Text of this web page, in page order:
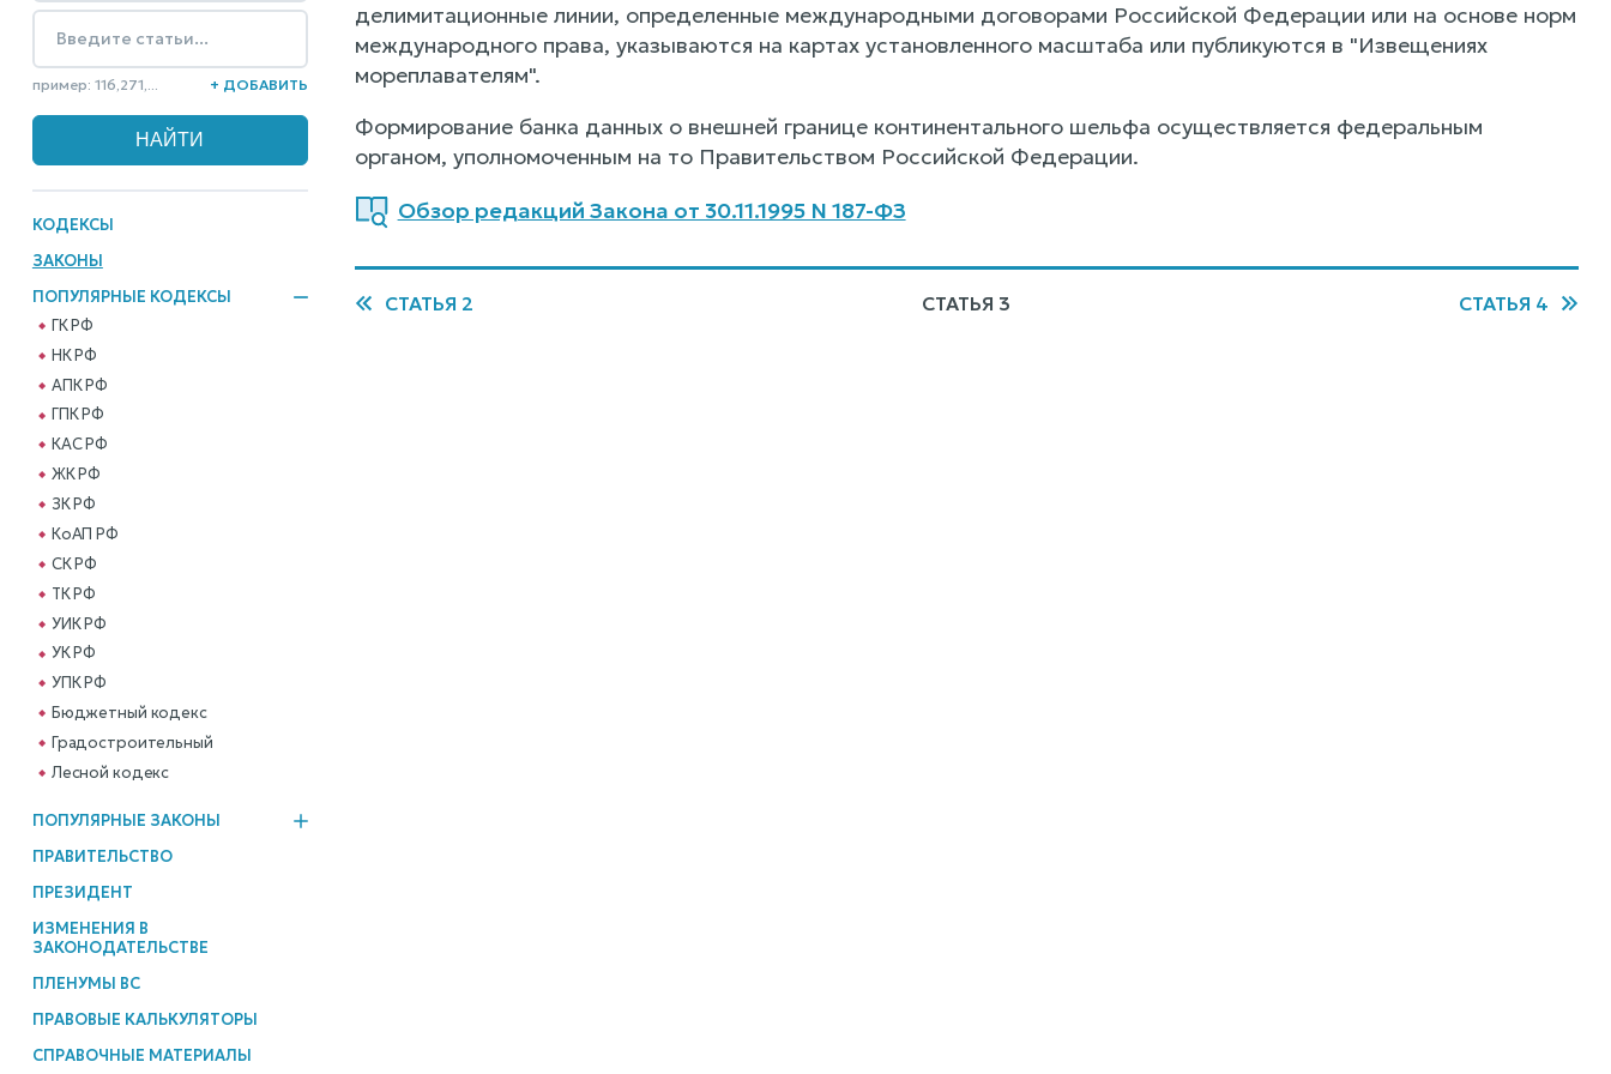
пример: 116,271,... + ДОБАВИТЬ
КОДЕКСЫ
ЗАКОНЫ
ПОПУЛЯРНЫЕ КОДЕКСЫ
ГК РФ
НК РФ
АПК РФ
ГПК РФ
КАС РФ
ЖК РФ
ЗК РФ
КоАП РФ
СК РФ
ТК РФ
УИК РФ
УК РФ
УПК РФ
Бюджетный кодекс
Градостроительный
Лесной кодекс
ПОПУЛЯРНЫЕ ЗАКОНЫ
ПРАВИТЕЛЬСТВО
ПРЕЗИДЕНТ
ИЗМЕНЕНИЯ В
ЗАКОНОДАТЕЛЬСТВЕ
ПЛЕНУМЫ ВС
ПРАВОВЫЕ КАЛЬКУЛЯТОРЫ
СПРАВОЧНЫЕ МАТЕРИАЛЫ
делимитационные линии, определенные международными договорами Российской Федерации или на основе норм
международного права, указываются на картах установленного масштаба или публикуются в "Извещениях
мореплавателям".
Формирование банка данных о внешней границе континентального шельфа осуществляется федеральным
органом, уполномоченным на то Правительством Российской Федерации.
Обзор редакций Закона от 30.11.1995 N 187-ФЗ
СТАТЬЯ 2 СТАТЬЯ 3 СТАТЬЯ 4